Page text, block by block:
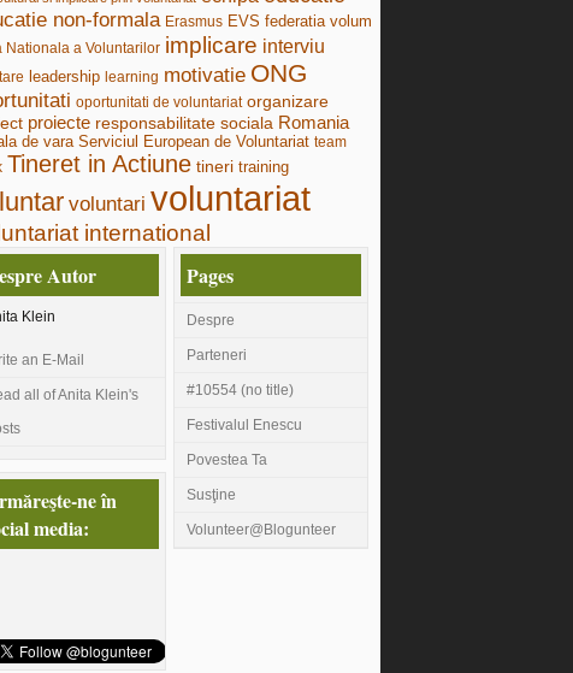
non-formala Erasmus EVS federatia volum
Nationala a Voluntarilor implicare interviu
leadership learning motivatie ONG
oportunitati de voluntariat organizare
proiecte responsabilitate sociala Romania
de vara Serviciul European de Voluntariat team
Tineret in Actiune tineri training
voluntari voluntariat
international
Autor
Klein
an E-Mail
all of Anita Klein's
ne în
media:
Pages
Despre
Parteneri
#10554 (no title)
Festivalul Enescu
Povestea Ta
Susţine
Volunteer@Blogunteer